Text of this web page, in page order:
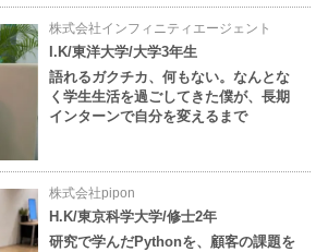
株式会社インフィニティエージェント
I.K/東洋大学/大学3年生
語れるガクチカ、何もない。なんとな
く学生生活を過ごしてきた僕が、長期
インターンで自分を変えるまで
株式会社pipon
H.K/東京科学大学/修士2年
研究で学んだPythonを、顧客の課題を